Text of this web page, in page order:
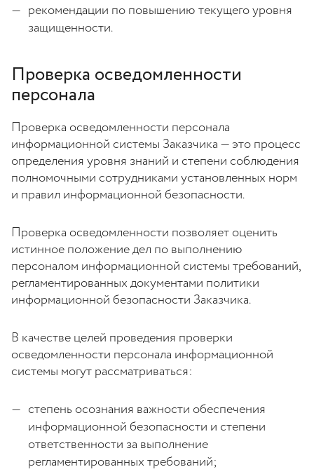
рекомендации по повышению текущего уровня
защищенности.
Проверка осведомленности
персонала
Проверка осведомленности персонала
информационной системы Заказчика — это процесс
определения уровня знаний и степени соблюдения
полномочными сотрудниками установленных норм
и правил информационной безопасности.
Проверка осведомленности позволяет оценить
истинное положение дел по выполнению
персоналом информационной системы требований,
регламентированных документами политики
информационной безопасности Заказчика.
В качестве целей проведения проверки
осведомленности персонала информационной
системы могут рассматриваться:
степень осознания важности обеспечения
информационной безопасности и степени
ответственности за выполнение
регламентированных требований;